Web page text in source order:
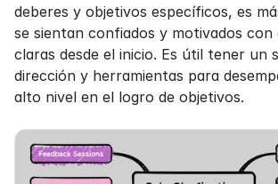
deberes y objetivos específicos, es
se sientan confiados y motivados con
claras desde el inicio. Es útil tener un
dirección y herramientas para
alto nivel en el logro de objetivos.